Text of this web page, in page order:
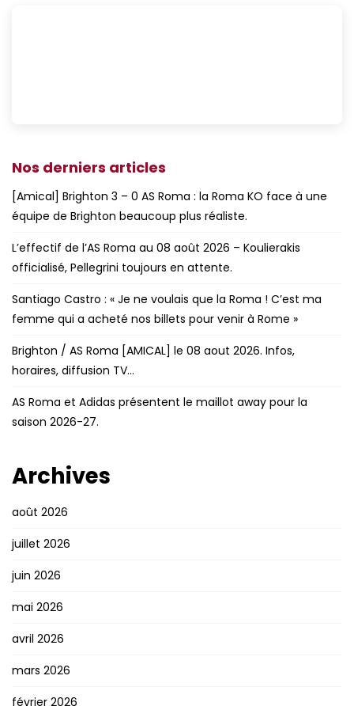
Nos derniers articles
[Amical] Brighton 3 – 0 AS Roma : la Roma KO face à une
équipe de Brighton beaucoup plus réaliste.
L’effectif de l’AS Roma au 08 août 2026 – Koulierakis
officialisé, Pellegrini toujours en attente.
Santiago Castro : « Je ne voulais que la Roma ! C’est ma
femme qui a acheté nos billets pour venir à Rome »
Brighton / AS Roma [AMICAL] le 08 aout 2026. Infos,
horaires, diffusion TV…
AS Roma et Adidas présentent le maillot away pour la
saison 2026-27.
Archives
août 2026
juillet 2026
juin 2026
mai 2026
avril 2026
mars 2026
février 2026